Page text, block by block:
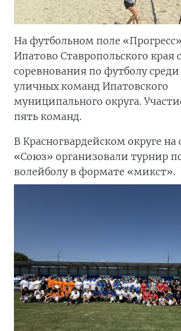
На футбольном поле
Ипатово Ставропольского края
соревнования по футболу
уличных команд Ипатовского
муниципального округа.
пять команд.
В Красногвардейском округе на
«Союз» организовали турнир
волейболу в формате «микст».